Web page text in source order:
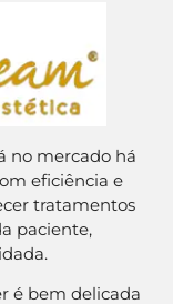
no mercado há
eficiência e
tratamentos
paciente,
é bem delicada